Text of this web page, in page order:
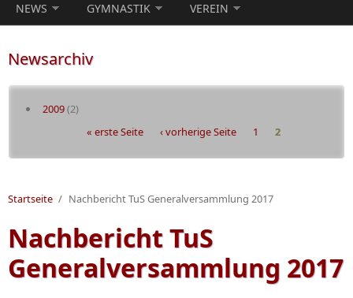
NEWS GYMNASTIK VEREIN
Newsarchiv
2009(2)
« erste Seite ‹ vorherige Seite 1 2
Startseite / Nachbericht TuS Generalversammlung 2017
Nachbericht TuS
Generalversammlung 2017